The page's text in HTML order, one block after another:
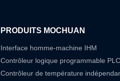
PRODUITS MOCHUAN
Interface homme-machine IHM
Contrôleur logique programmable PLC
Contrôleur de température